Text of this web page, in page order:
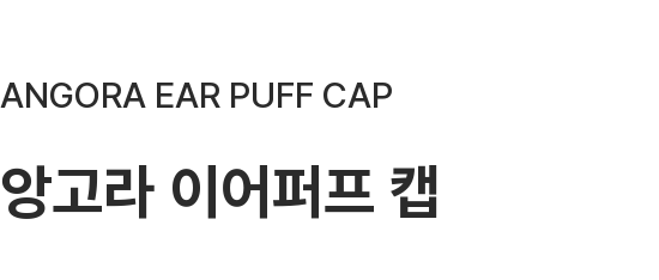
ANGORA EAR PUFF CAP
앙고라 이어퍼프 캡